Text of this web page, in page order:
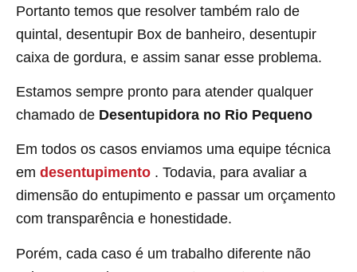
Portanto temos que resolver também ralo de
quintal, desentupir Box de banheiro, desentupir
caixa de gordura, e assim sanar esse problema.
Estamos sempre pronto para atender qualquer
chamado de Desentupidora no Rio Pequeno
Em todos os casos enviamos uma equipe técnica
em desentupimento . Todavia, para avaliar a
dimensão do entupimento e passar um orçamento
com transparência e honestidade.
Porém, cada caso é um trabalho diferente não